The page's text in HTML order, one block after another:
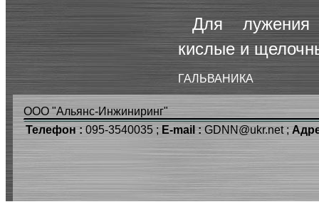
Для лужения
кислые и
ГАЛЬВАНИКА
ООО "Альянс-Инжиниринг"
Телефон : 095-3540035 ; E-mail : GDNN@ukr.net ;